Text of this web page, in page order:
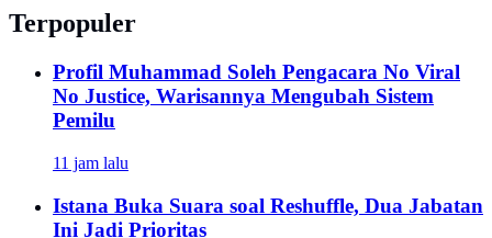
Terpopuler
Profil Muhammad Soleh Pengacara No Viral
No Justice, Warisannya Mengubah Sistem
Pemilu
11 jam lalu
Istana Buka Suara soal Reshuffle, Dua Jabatan
Ini Jadi Prioritas